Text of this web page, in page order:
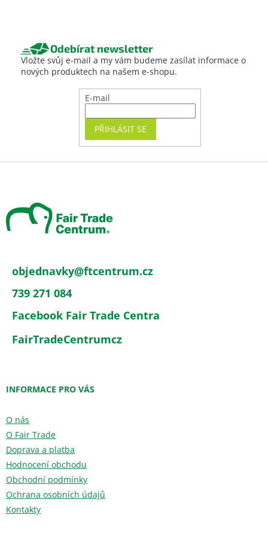
Odebírat newsletter
Vložte svůj e-mail a my vám budeme zasílat informace o
nových produktech na našem e-shopu.
E-mail
PŘIHLÁSIT SE
objednavky@ftcentrum.cz
739 271 084
Facebook Fair Trade Centra
FairTradeCentrumcz
INFORMACE PRO VÁS
O nás
O Fair Trade
Doprava a platba
Hodnocení obchodu
Obchodní podmínky
Ochrana osobních údajů
Kontakty